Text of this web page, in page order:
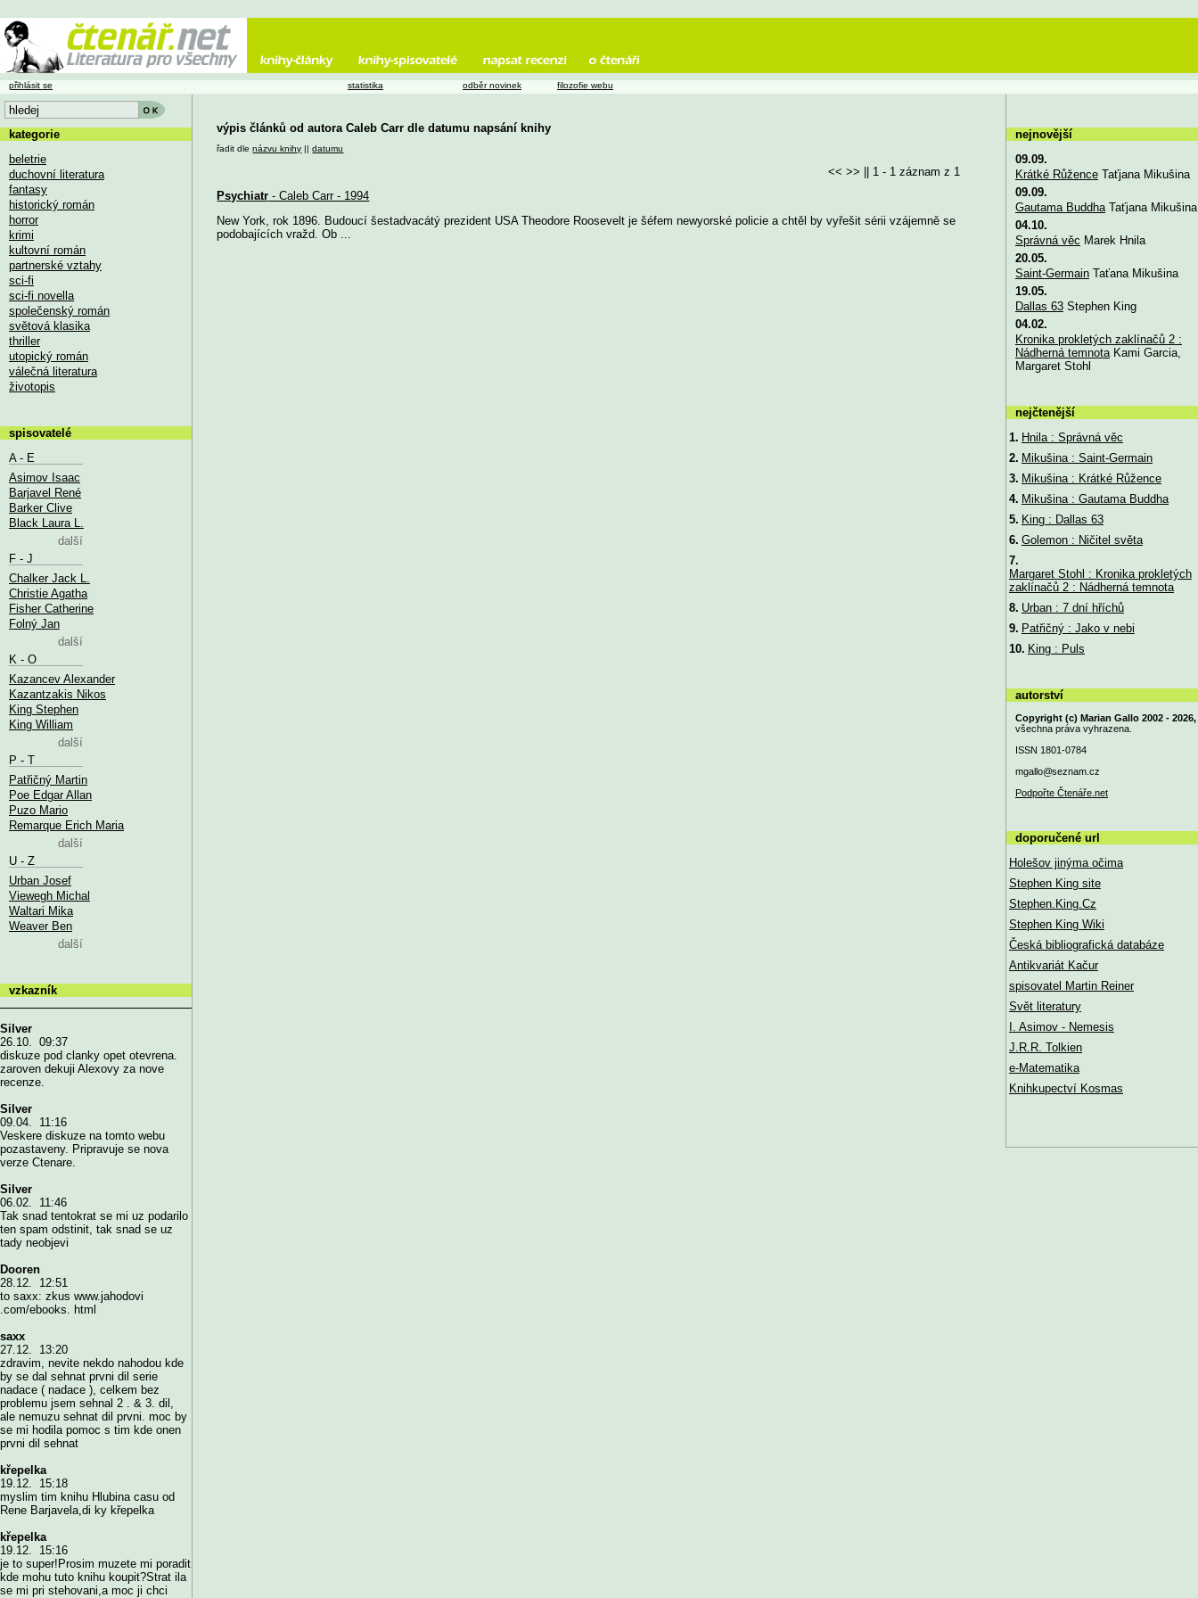
výpis článků od autora Caleb Carr dle datumu napsání knihy
řadit dlenázvu knihy ||datumu
<< >> || 1 - 1 záznam z 1
Psychiatr - Caleb Carr - 1994
New York, rok 1896. Budoucí šestadvacátý prezident USA Theodore Roosevelt je šéfem newyorské policie a chtěl by vyřešit sérii vzájemně se
podobajících vražd. Ob ...
přihlásit se statistika odběr novinek filozofie webu
kategorie
beletrie
duchovní literatura
fantasy
historický román
horror
krimi
kultovní román
partnerské vztahy
sci-fi
sci-fi novella
společenský román
světová klasika
thriller
utopický román
válečná literatura
životopis
spisovatelé
A - E
Asimov Isaac
Barjavel René
Barker Clive
Black Laura L.
další
F - J
Chalker Jack L.
Christie Agatha
Fisher Catherine
Folný Jan
další
K - O
Kazancev Alexander
Kazantzakis Nikos
King Stephen
King William
další
P - T
Patřičný Martin
Poe Edgar Allan
Puzo Mario
Remarque Erich Maria
další
U - Z
Urban Josef
Viewegh Michal
Waltari Mika
Weaver Ben
další
vzkazník
Silver
26.10. 09:37
diskuze pod clanky opet otevrena.
zaroven dekuji Alexovy za nove
recenze.
Silver
09.04. 11:16
Veskere diskuze na tomto webu
pozastaveny. Pripravuje se nova
verze Ctenare.
Silver
06.02. 11:46
Tak snad tentokrat se mi uz podarilo
ten spam odstinit, tak snad se uz
tady neobjevi
Dooren
28.12. 12:51
to saxx: zkus www.jahodovi
.com/ebooks. html
saxx
27.12. 13:20
zdravim, nevite nekdo nahodou kde
by se dal sehnat prvni dil serie
nadace ( nadace ), celkem bez
problemu jsem sehnal 2 . & 3. dil,
ale nemuzu sehnat dil prvni. moc by
se mi hodila pomoc s tim kde onen
prvni dil sehnat
křepelka
19.12. 15:18
myslim tim knihu Hlubina casu od
Rene Barjavela,di ky křepelka
křepelka
19.12. 15:16
je to super!Prosim muzete mi poradit
kde mohu tuto knihu koupit?Strat ila
se mi pri stehovani,a moc ji chci
nejnovější
09.09.
Krátké RůženceTaťjana Mikušina
09.09.
Gautama BuddhaTaťjana Mikušina
04.10.
Správná věc Marek Hnila
20.05.
Saint-GermainTaťana Mikušina
19.05.
Dallas 63Stephen King
04.02.
Kronika prokletých zaklínačů 2 :
Nádherná temnotaKami Garcia,
Margaret Stohl
nejčtenější
1. Hnila : Správná věc
2. Mikušina : Saint-Germain
3. Mikušina : Krátké Růžence
4. Mikušina : Gautama Buddha
5. King : Dallas 63
6. Golemon : Ničitel světa
7.
Margaret Stohl : Kronika prokletých
zaklínačů 2 : Nádherná temnota
8. Urban : 7 dní hříchů
9. Patřičný : Jako v nebi
10. King : Puls
autorství
Copyright (c) Marian Gallo 2002 - 2026,
všechna práva vyhrazena.
ISSN 1801-0784
mgallo@seznam.cz
Podpořte Čtenáře.net
doporučené url
Holešov jinýma očima
Stephen King site
Stephen.King.Cz
Stephen King Wiki
Česká bibliografická databáze
Antikvariát Kačur
spisovatel Martin Reiner
Svět literatury
I. Asimov - Nemesis
J.R.R. Tolkien
e-Matematika
Knihkupectví Kosmas